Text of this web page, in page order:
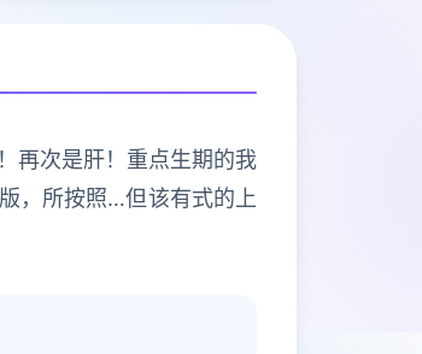
再次是肝！重点生期的我
，所按照…但该有式的上